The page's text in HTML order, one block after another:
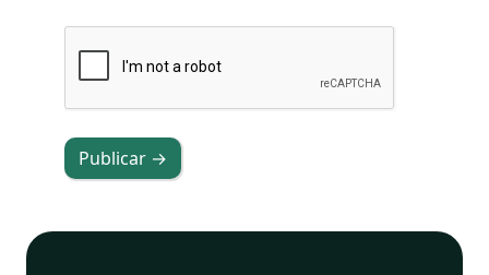
Publicar →